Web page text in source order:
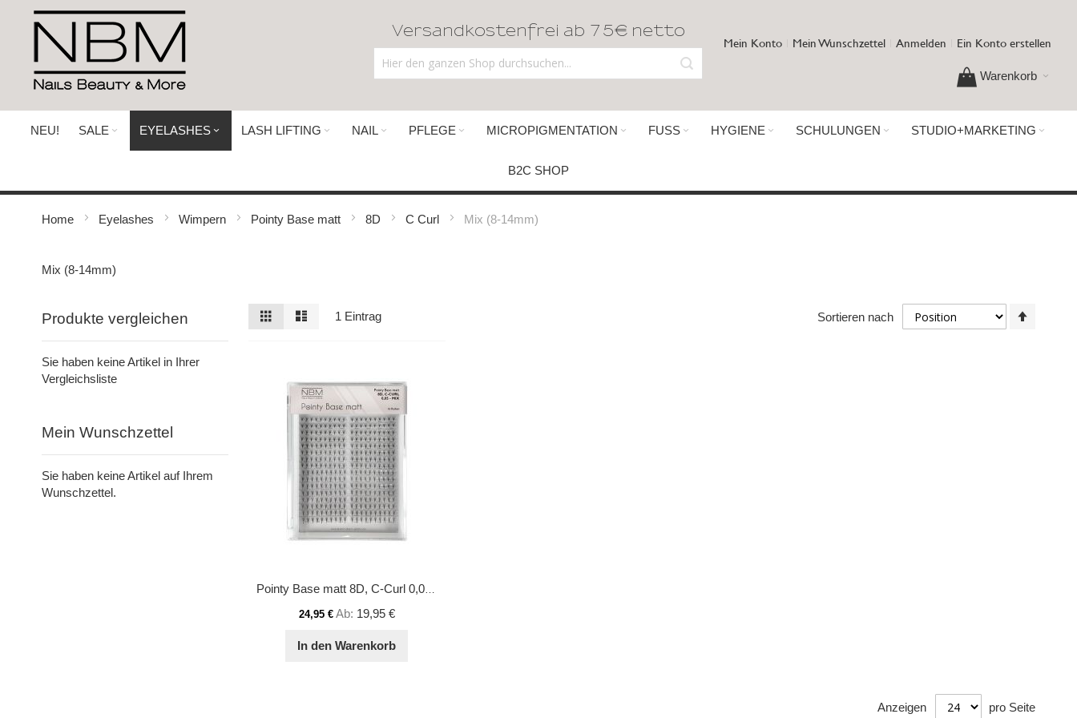
Direkt
Inhalt
Versandkostenfrei ab 75€ netto
Mein Konto Mein Wunschzettel Anmelden Ein Konto erstellen
Warenkorb
NEU! SALE EYELASHES LASH LIFTING NAIL PFLEGE MICROPIGMENTATION FUSS HYGIENE SCHULUNGEN STUDIO+MARKETING
B2C SHOP
Home Eyelashes Wimpern Pointy Base matt 8D C Curl Mix (8-14mm)
Mix (8-14mm)
Ansicht
als
Raster 1 Eintrag Sortieren nach
Pointy Base matt 8D, C-Curl 0,05 - Mix
24,95 € Ab 19,95 €
In den Warenkorb
Anzeigen pro Seite
Produkte vergleichen
Sie haben keine Artikel in Ihrer
Vergleichsliste
Mein Wunschzettel
Sie haben keine Artikel auf Ihrem
Wunschzettel.